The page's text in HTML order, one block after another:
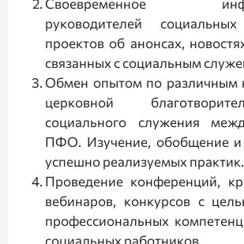
Своевременное
руководителей
проектов об анонсах,
связанных с социальным
Обмен опытом по различным
церковной
социального служения
ПФО. Изучение, обобщение
успешно реализуемых практик.
Проведение конференций,
вебинаров, конкурсов с
профессиональных
социальных работников.